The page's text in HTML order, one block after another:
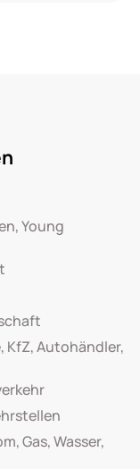
Young
Autohändler,
Gas, Wasser,